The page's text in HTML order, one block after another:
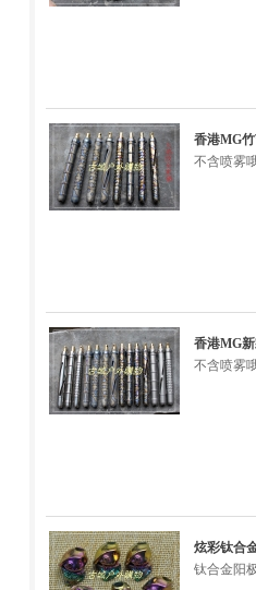
香港MG
不含喷雾
香港MG
不含喷雾
炫彩钛合
钛合金阳